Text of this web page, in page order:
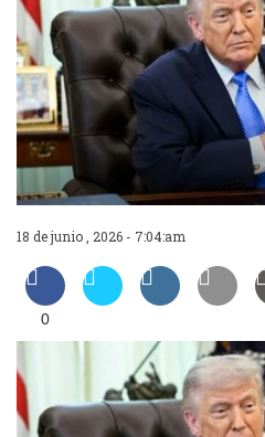
18 de junio , 2026 - 7:04:am
0